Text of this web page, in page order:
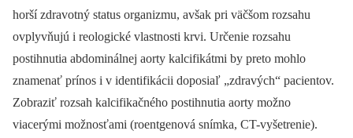
horší zdravotný status organizmu, avšak pri väčšom rozsahu
ovplyvňujú i reologické vlastnosti krvi. Určenie rozsahu
postihnutia abdominálnej aorty kalcifikátmi by preto mohlo
znamenať prínos i v identifikácii doposiaľ „zdravých“ pacientov.
Zobraziť rozsah kalcifikačného postihnutia aorty možno
viacerými možnosťami (roentgenová snímka, CT-vyšetrenie).